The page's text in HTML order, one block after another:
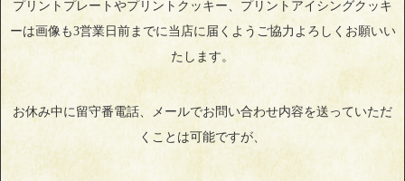
プリントプレートやプリントクッキー、プリントアイシングクッキ
ーは画像も3営業日前までに当店に届くようご協力よろしくお願いい
たします。
お休み中に留守番電話、メールでお問い合わせ内容を送っていただ
くことは可能ですが、